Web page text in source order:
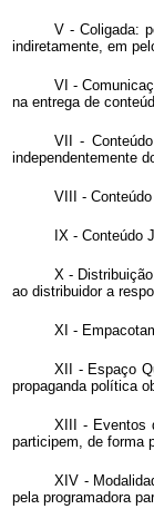
V - Coligada:
indiretamente, em
VI -
na entrega de
VII -
independentemente
VIII -
IX - Conteúdo
X -
ao distribuidor a
XI -
XII - Espaço
propaganda política
XIII - Eventos
participem, de forma
XIV -
pela programadora